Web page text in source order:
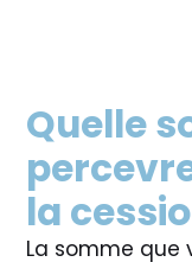
Quelle
la
La somme que